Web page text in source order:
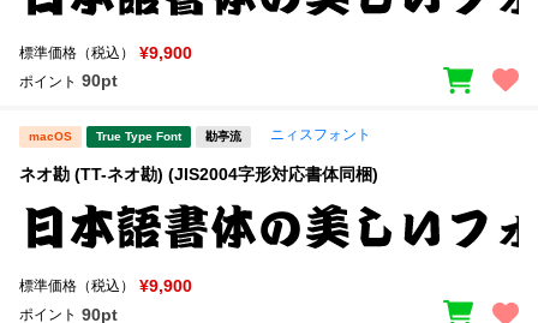
新着一覧
マイページ
お気に入り
宋朝体 清朝体
教科書体 行書体
標準価格（税込） ¥9,900
ポイント 90pt
macOS True Type Font 勘亭流 ニィスフォント
ネオ勘 (TT-ネオ勘) (JIS2004字形対応書体同梱)
標準価格（税込） ¥9,900
ポイント 90pt